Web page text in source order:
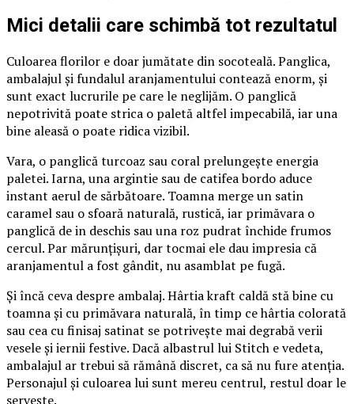
Mici detalii care schimbă tot rezultatul
Culoarea florilor e doar jumătate din socoteală. Panglica,
ambalajul și fundalul aranjamentului contează enorm, și
sunt exact lucrurile pe care le neglijăm. O panglică
nepotrivită poate strica o paletă altfel impecabilă, iar una
bine aleasă o poate ridica vizibil.
Vara, o panglică turcoaz sau coral prelungește energia
paletei. Iarna, una argintie sau de catifea bordo aduce
instant aerul de sărbătoare. Toamna merge un satin
caramel sau o sfoară naturală, rustică, iar primăvara o
panglică de in deschis sau una roz pudrat închide frumos
cercul. Par mărunțișuri, dar tocmai ele dau impresia că
aranjamentul a fost gândit, nu asamblat pe fugă.
Și încă ceva despre ambalaj. Hârtia kraft caldă stă bine cu
toamna și cu primăvara naturală, în timp ce hârtia colorată
sau cea cu finisaj satinat se potrivește mai degrabă verii
vesele și iernii festive. Dacă albastrul lui Stitch e vedeta,
ambalajul ar trebui să rămână discret, ca să nu fure atenția.
Personajul și culoarea lui sunt mereu centrul, restul doar le
servește.